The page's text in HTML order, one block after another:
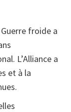
froide a
L’Alliance a
et à la